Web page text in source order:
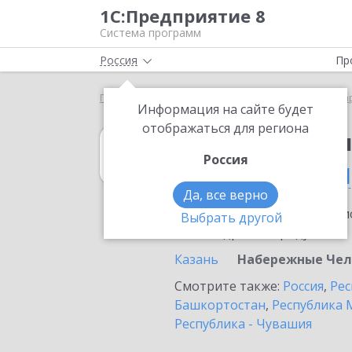
1С:Предприятие 8
Система программ
Россия
Информация на сайте будет
отображаться для региона
Россия
Да, все верно
Выбрать другой
Главная Выбор
в Набережных
Ознакомьтесь с
Казань
Набережные
Смотрите также: Россия,
Башкортостан, Республика
Республика - Чувашия